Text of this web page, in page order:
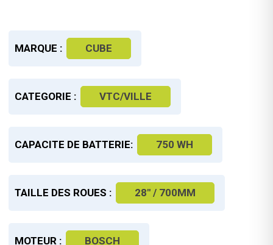
MARQUE : CUBE
CATEGORIE : VTC/VILLE
CAPACITE DE BATTERIE: 750 WH
TAILLE DES ROUES : 28" / 700MM
MOTEUR : BOSCH